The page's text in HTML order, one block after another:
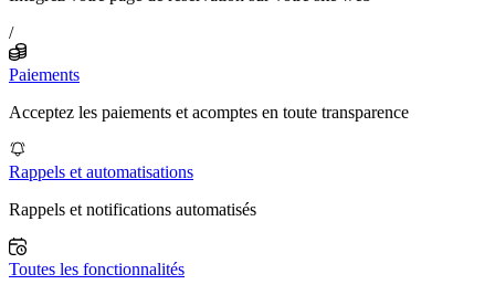
/
Paiements
Acceptez les paiements et acomptes en toute transparence
Rappels et automatisations
Rappels et notifications automatisés
Toutes les fonctionnalités